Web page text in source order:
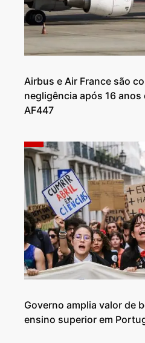
Airbus e Air France são
negligência após 16 anos
AF447
Governo amplia valor de
ensino superior em